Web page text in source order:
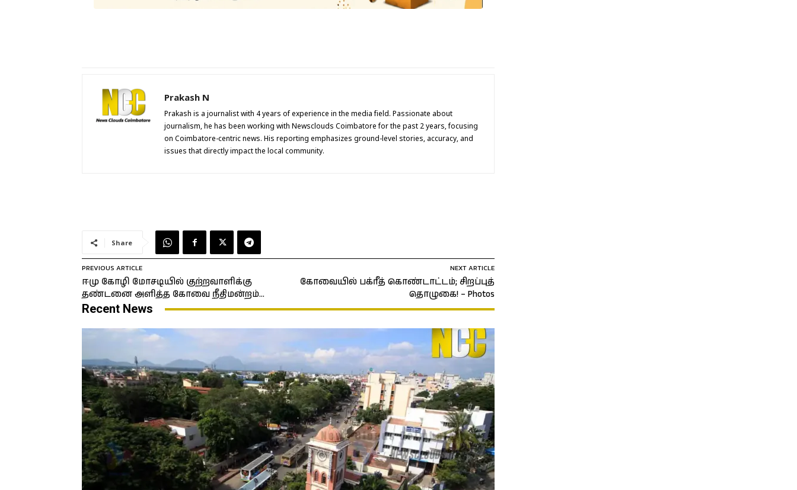
Prakash N
Prakash is a journalist with 4 years of experience in the media field. Passionate about
journalism, he has been working with Newsclouds Coimbatore for the past 2 years, focusing
on Coimbatore-centric news. His reporting emphasizes ground-level stories, accuracy, and
issues that directly impact the local community.
Share
PREVIOUS ARTICLE
ஈமு கோழி மோசடியில் குற்றவாளிக்கு
தண்டனை அளித்த கோவை நீதிமன்றம்…
NEXT ARTICLE
கோவையில் பக்ரீத் கொண்டாட்டம்; சிறப்புத்
தொழுகை! – Photos
Recent News